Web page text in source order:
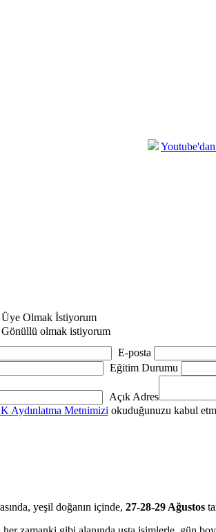
Üye Olmak İstiyorum
Gönüllü olmak istiyorum
E-posta
Eğitim Durumu
Açık Adres
Aydınlatma Metnimizi okuduğunuzu kabul
yeşil doğanın içinde, 27-28-29 Ağustos